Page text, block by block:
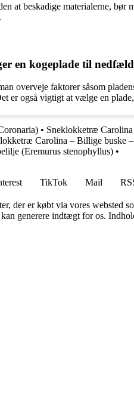
at beskadige materialerne,
en kogeplade til
overveje faktorer såsom
er også vigtigt at vælge en
• Sneklokketræ
Carolina – Billige buske
(Eremurus stenophyllus) •
TikTok Mail
der er købt via vores websted
generere indtægt for os.